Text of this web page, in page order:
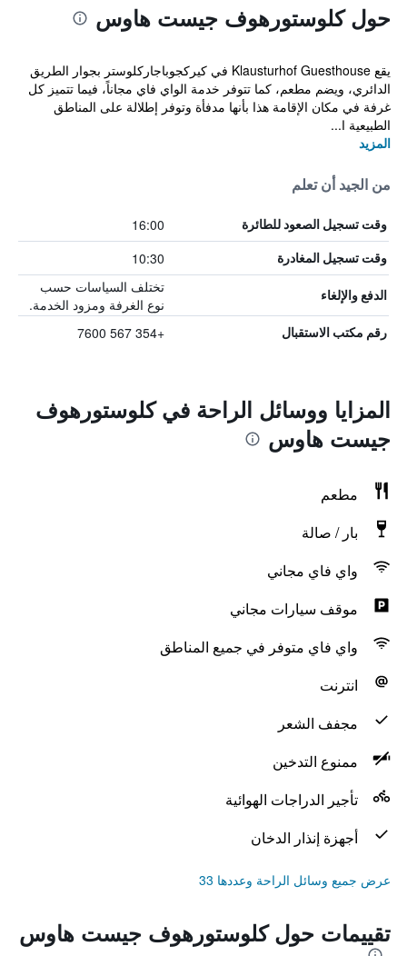
حول كلوستورهوف جيست هاوس
يقع Klausturhof Guesthouse في كيركجوباجاركلوستر بجوار الطريق
الدائري، ويضم مطعم، كما تتوفر خدمة الواي فاي مجاناً، فيما تتميز كل
غرفة في مكان الإقامة هذا بأنها مدفأة وتوفر إطلالة على المناطق
الطبيعية ا...
المزيد
من الجيد أن تعلم
وقت تسجيل الصعود للطائرة 16:00
وقت تسجيل المغادرة 10:30
الدفع والإلغاء
تختلف السياسات حسب
نوع الغرفة ومزود الخدمة.
رقم مكتب الاستقبال +354 567 7600
المزايا ووسائل الراحة في كلوستورهوف
جيست هاوس
مطعم
بار / صالة
واي فاي مجاني
موقف سيارات مجاني
واي فاي متوفر في جميع المناطق
انترنت
مجفف الشعر
ممنوع التدخين
تأجير الدراجات الهوائية
أجهزة إنذار الدخان
عرض جميع وسائل الراحة وعددها 33
تقييمات حول كلوستورهوف جيست هاوس